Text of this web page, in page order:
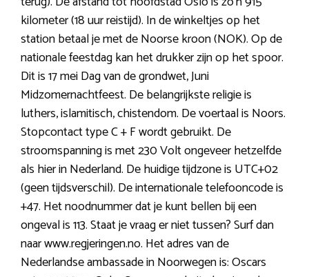
kilometer (18 uur reistijd). In de winkeltjes op het
station betaal je met de Noorse kroon (NOK). Op de
nationale feestdag kan het drukker zijn op het spoor.
Dit is 17 mei Dag van de grondwet, Juni
Midzomernachtfeest. De belangrijkste religie is
luthers, islamitisch, chistendom. De voertaal is Noors.
Stopcontact type C + F wordt gebruikt. De
stroomspanning is met 230 Volt ongeveer hetzelfde
als hier in Nederland. De huidige tijdzone is UTC+02
(geen tijdsverschil). De internationale telefooncode is
+47. Het noodnummer dat je kunt bellen bij een
ongeval is 113. Staat je vraag er niet tussen? Surf dan
naar www.regjeringen.no. Het adres van de
Nederlandse ambassade in Noorwegen is: Oscars